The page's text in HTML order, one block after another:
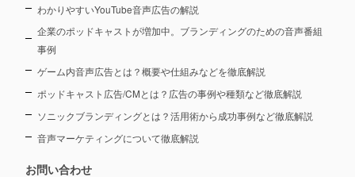
わかりやすいYouTube音声広告の解説
企業のポッドキャストが増加中。ブランディングのための音声番組
事例
ゲーム内音声広告とは？概要や仕組みなどを徹底解説
ポッドキャスト広告/CMとは？広告の事例や種類など徹底解説
ソニックブランディングとは？活用術から成功事例など徹底解説
音声マーケティングについて徹底解説
お問い合わせ